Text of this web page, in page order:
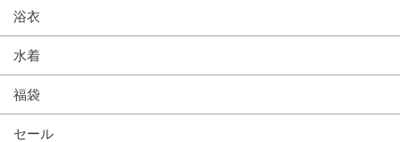
浴衣
水着
福袋
セール